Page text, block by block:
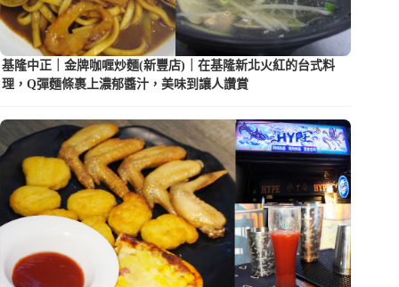
基隆中正｜金牌咖喱炒麵(新豐店)｜在基隆新北火紅的台式料
理，Q彈麵條裹上濃郁醬汁，美味到讓人讚賞